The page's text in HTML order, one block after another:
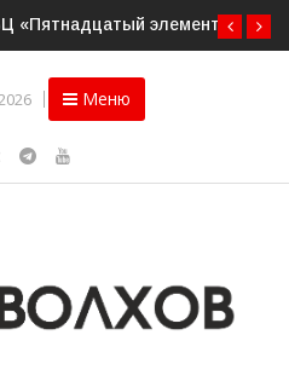
приглашает на выставку